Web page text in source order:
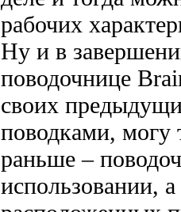
рабочих
Ну и в
поводочнице
своих
поводками, могу
раньше –
использовании,